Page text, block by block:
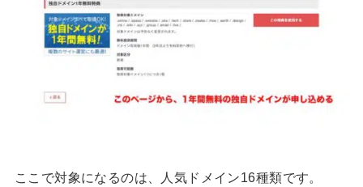
ここで対象になるのは、人気ドメイン16種類です。